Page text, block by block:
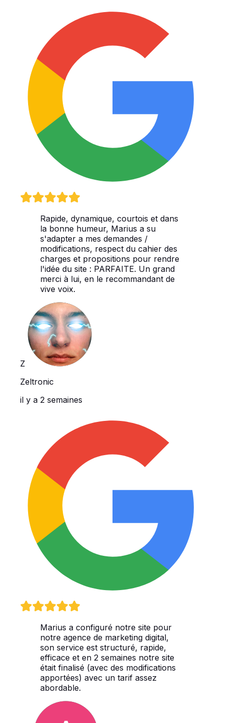
Rapide, dynamique, courtois et dans
la bonne humeur, Marius a su
s'adapter a mes demandes /
modifications, respect du cahier des
charges et propositions pour rendre
l'idée du site : PARFAITE. Un grand
merci à lui, en le recommandant de
vive voix.
Z
Zeltronic
il y a 2 semaines
Marius a configuré notre site pour
notre agence de marketing digital,
son service est structuré, rapide,
efficace et en 2 semaines notre site
était finalisé (avec des modifications
apportées) avec un tarif assez
abordable.